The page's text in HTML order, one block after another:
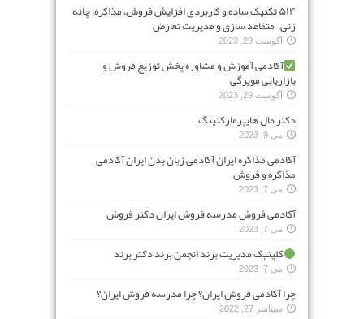
۵۱۴ تکنیک ساده و کاربردی افزایش فروش، مذاکره، چانه
زنی، متقاعد سازی و مدیریت تعارض
آگوست 29, 2023
آکادمی آموزش و مشاوره پخش توزیع فروش و
بازاریابی مویرگی
آگوست 29, 2023
دکتر مال هایپرمارکتینگ
می 9, 2023
آکادمی مذاکره ایران آکادمی زبان بدن ایران آکادمی
مذاکره و فروش
می 7, 2023
آکادمی فروش مدرسه فروش ایران دکتر فروش
می 7, 2023
کلینیک مدیریت برند انجمن برند دکتر برند
می 7, 2023
چرا آکادمی فروش ایران؟ چرا مدرسه فروش ایران؟
سپتامبر 27, 2022